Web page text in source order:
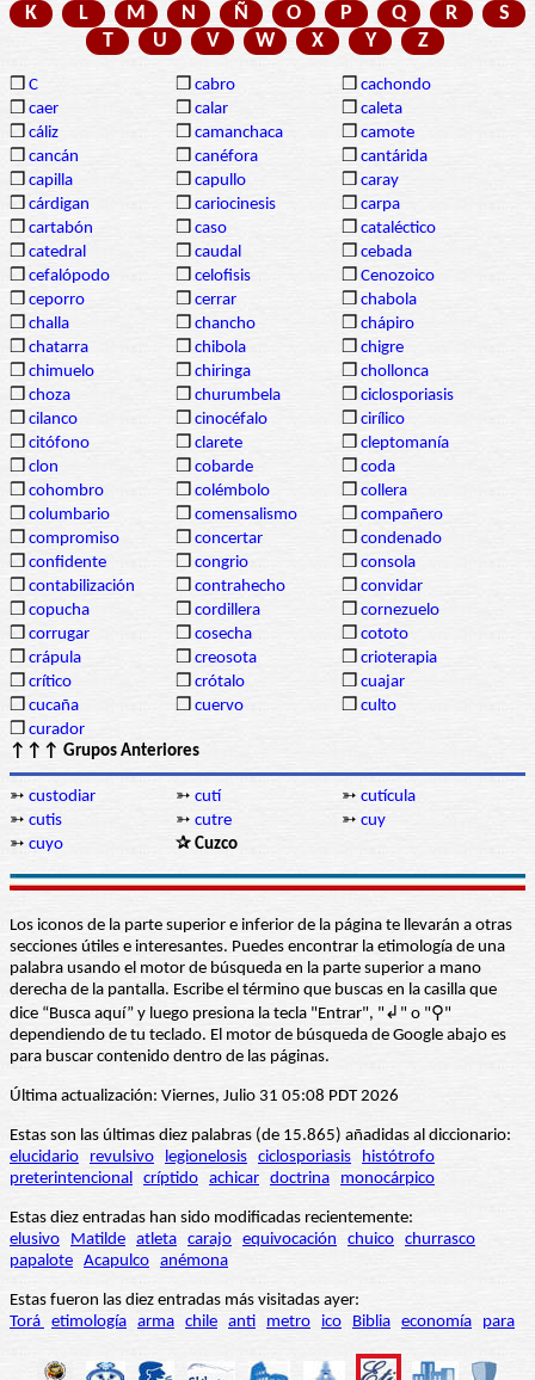
K
L M N Ñ O P Q R
S
T
U V W X Y Z
❒ C ❒ cabro ❒ cachondo
❒ caer ❒ calar ❒ caleta
❒ cáliz ❒ camanchaca ❒ camote
❒ cancán ❒ canéfora ❒ cantárida
❒ capilla ❒ capullo ❒ caray
❒ cárdigan ❒ cariocinesis ❒ carpa
❒ cartabón ❒ caso ❒ cataléctico
❒ catedral ❒ caudal ❒ cebada
❒ cefalópodo ❒ celofisis ❒ Cenozoico
❒ ceporro ❒ cerrar ❒ chabola
❒ challa ❒ chancho ❒ chápiro
❒ chatarra ❒ chibola ❒ chigre
❒ chimuelo ❒ chiringa ❒ chollonca
❒ choza ❒ churumbela ❒ ciclosporiasis
❒ cilanco ❒ cinocéfalo ❒ cirílico
❒ citófono ❒ clarete ❒ cleptomanía
❒ clon ❒ cobarde ❒ coda
❒ cohombro ❒ colémbolo ❒ collera
❒ columbario ❒ comensalismo ❒ compañero
❒ compromiso ❒ concertar ❒ condenado
❒ confidente ❒ congrio ❒ consola
❒ contabilización ❒ contrahecho ❒ convidar
❒ copucha ❒ cordillera ❒ cornezuelo
❒ corrugar ❒ cosecha ❒ cototo
❒ crápula ❒ creosota ❒ crioterapia
❒ crítico ❒ crótalo ❒ cuajar
❒ cucaña ❒ cuervo ❒ culto
❒ curador
↑↑↑ Grupos Anteriores
➳ custodiar ➳ cutí ➳ cutícula
➳ cutis ➳ cutre ➳ cuy
➳ cuyo ✰ Cuzco
Los iconos de la parte superior e inferior de la página te llevarán a otras
secciones útiles e interesantes. Puedes encontrar la etimología de una
palabra usando el motor de búsqueda en la parte superior a mano
derecha de la pantalla. Escribe el término que buscas en la casilla que
dice “Busca aquí” y luego presiona la tecla "Entrar", "↲" o "⚲"
dependiendo de tu teclado. El motor de búsqueda de Google abajo es
para buscar contenido dentro de las páginas.
Última actualización: Viernes, Julio 31 05:08 PDT 2026
Estas son las últimas diez palabras (de 15.865) añadidas al diccionario:
elucidario
revulsivo legionelosis ciclosporiasis
histótrofo
preterintencional críptido achicar doctrina monocárpico
Estas diez entradas han sido modificadas recientemente:
elusivo
Matilde atleta carajo equivocación chuico churrasco
papalote Acapulco anémona
Estas fueron las diez entradas más visitadas ayer:
Torá etimología arma chile anti metro ico Biblia economía para